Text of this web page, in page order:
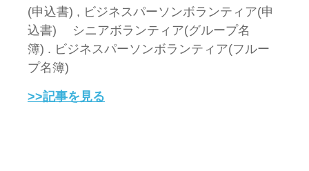
(申込書) , ビジネスパーソンボランティア(申
込書) シニアボランティア(グループ名
簿) . ビジネスパーソンボランティア(フルー
プ名簿)
>>記事を見る